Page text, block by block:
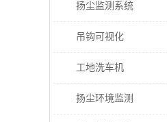
扬尘监测系统
吊钩可视化
工地洗车机
扬尘环境监测